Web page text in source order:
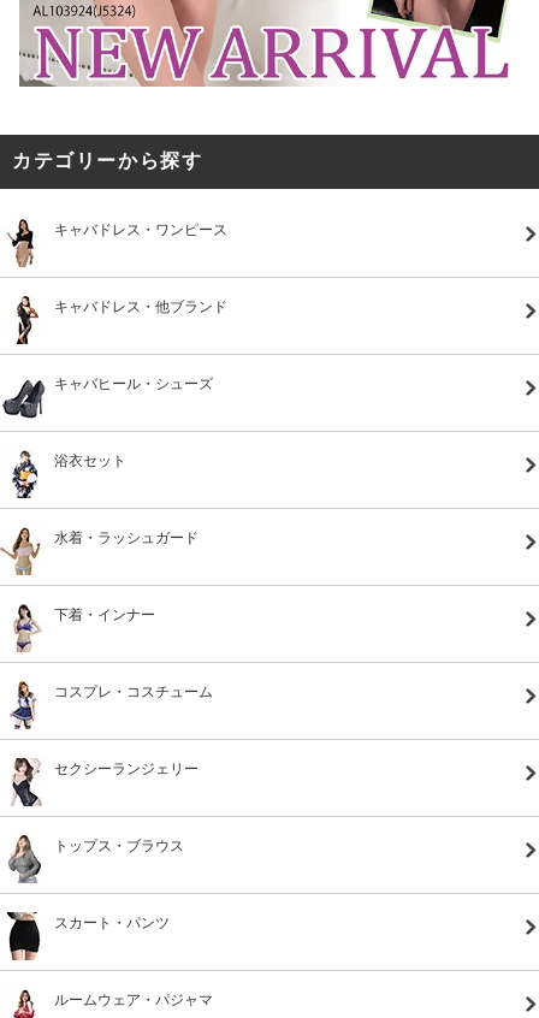
カテゴリーから探す
キャバドレス・ワンピース
キャバドレス・他ブランド
キャバヒール・シューズ
浴衣セット
水着・ラッシュガード
下着・インナー
コスプレ・コスチューム
セクシーランジェリー
トップス・ブラウス
スカート・パンツ
ルームウェア・パジャマ